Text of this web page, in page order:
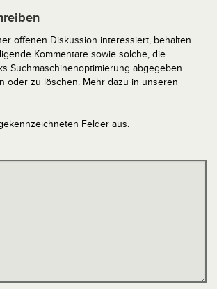
offenen Diskussion interessiert, behalten
Kommentare sowie solche, die
Suchmaschinenoptimierung abgegeben
oder zu löschen. Mehr dazu in unseren
Felder aus.